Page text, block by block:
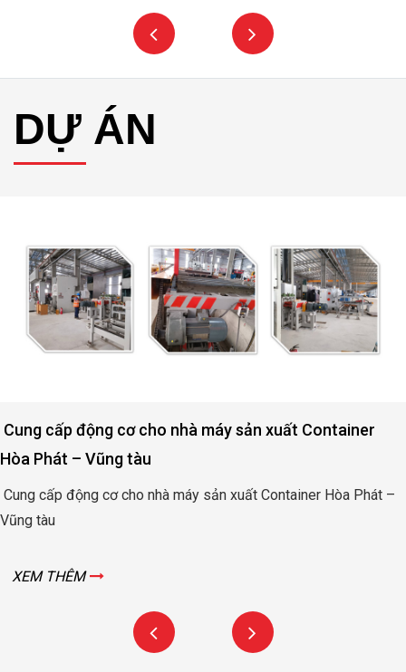
DỰ ÁN
Cung cấp động cơ cho nhà máy sản xuất Container
Hòa Phát – Vũng tàu
Cung cấp động cơ cho nhà máy sản xuất Container Hòa Phát –
Vũng tàu
XEM THÊM